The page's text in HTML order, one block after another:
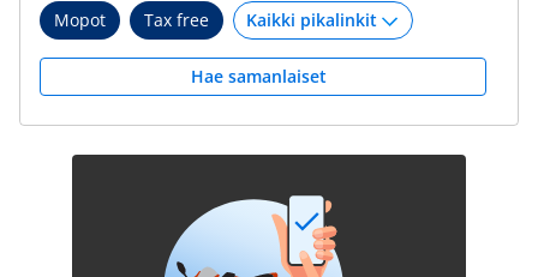
Mopot
Tax free
Hae samanlaiset